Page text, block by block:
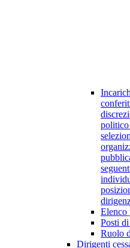
politico
Elenco
Posti
Ruolo
Dirigenti